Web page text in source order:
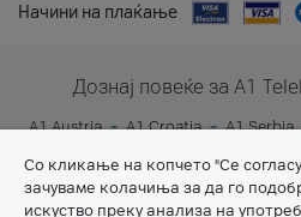
Начини на плаќање
Дознај повеќе за A1
A1 Austria A1 Croatia A1 Serbia
Со кликање на копчето "Се
зачуваме колачиња за да го
искуство преку анализа на